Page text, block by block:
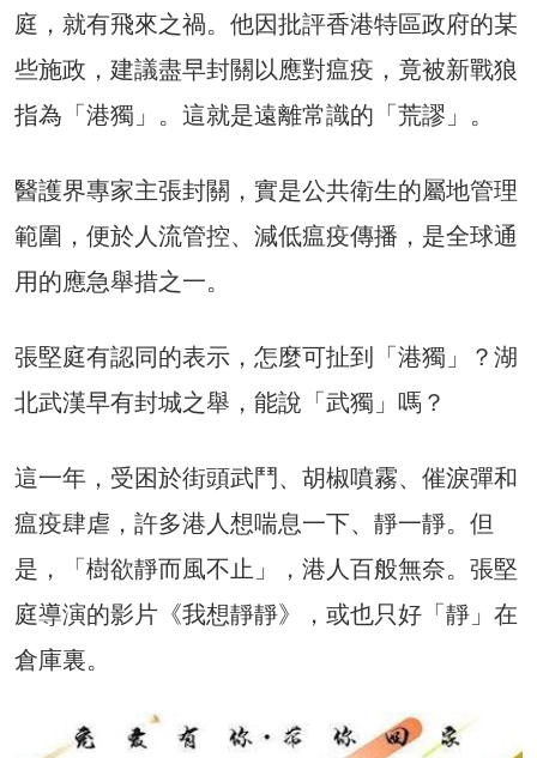
庭，就有飛來之禍。他因批評香港特區政府的某
些施政，建議盡早封關以應對瘟疫，竟被新戰狼
指為「港獨」。這就是遠離常識的「荒謬」。
醫護界專家主張封關，實是公共衛生的屬地管理
範圍，便於人流管控、減低瘟疫傳播，是全球通
用的應急舉措之一。
張堅庭有認同的表示，怎麼可扯到「港獨」？湖
北武漢早有封城之舉，能說「武獨」嗎？
這一年，受困於街頭武鬥、胡椒噴霧、催淚彈和
瘟疫肆虐，許多港人想喘息一下、靜一靜。但
是，「樹欲靜而風不止」，港人百般無奈。張堅
庭導演的影片《我想靜靜》，或也只好「靜」在
倉庫裏。